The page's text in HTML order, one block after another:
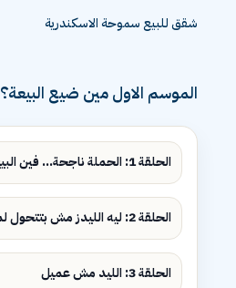
شقق للبيع سموحة الاسكندرية
الموسم الاول مين ضيع البيعة؟
الحلقة 1: الحملة ناجحة... فين البيع؟
الحلقة 2: ليه الليدز مش بتتحول لمبيعات؟
الحلقة 3: الليد مش عميل